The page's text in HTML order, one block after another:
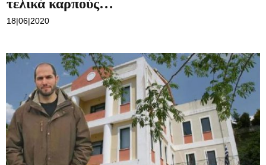
τελικά καρπούς…
18|06|2020